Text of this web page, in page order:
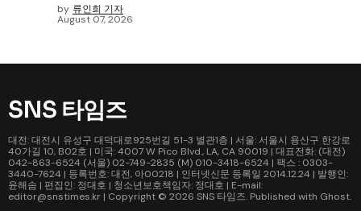
by 류인희 기자
August 07, 2026
SNS 타임즈
대전: 대전시 유성구 대덕대로925번길 51-3 별관1층 | 서울: 서울시 용산구 한강로
40가길 10, B02호 | 미국: 4007 W Pico Blvd., LA, CA 90019 | 대표전화: (대전)
042-863-6524 (서울) 02-749-2835 (M) 010-3418-6524 | 팩스 : 0303-
3440-7624 | 등록번호: 대전, 아00218 | 인터넷신문 등록일 2014.12.24 | 발행인:
윤해솜 | 편집인: 정대호 | 청소년보호책임자: 정대호 | E-mail:
editor@snstimes.kr | Copyright © 2026 SNS 타임즈. Published with Ghost.